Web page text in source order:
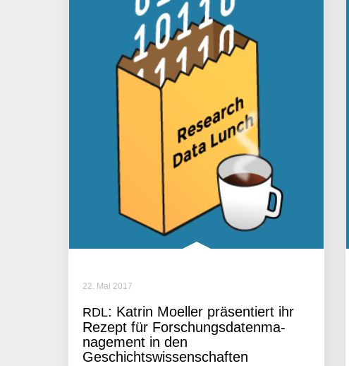
22. Mai 2017
RDL: Katrin Moeller präsen­tiert ihr
Rezept für Forschungs­da­ten­ma­
nage­ment in den
Geschichtswissenschaften